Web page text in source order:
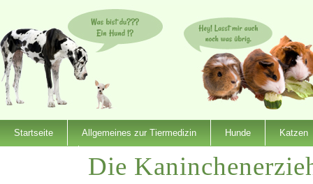
Startseite Allgemeines zur Tiermedizin Hunde Katzen
Die